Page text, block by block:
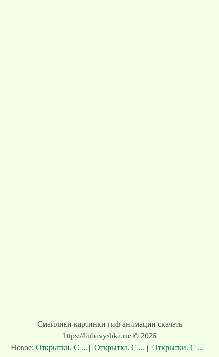
Смайлики картинки гиф анимации скачать
https://liubavyshka.ru/ © 2026
Новое: Открытки. С ... | Открытка. С ... | Открытки. С ... |